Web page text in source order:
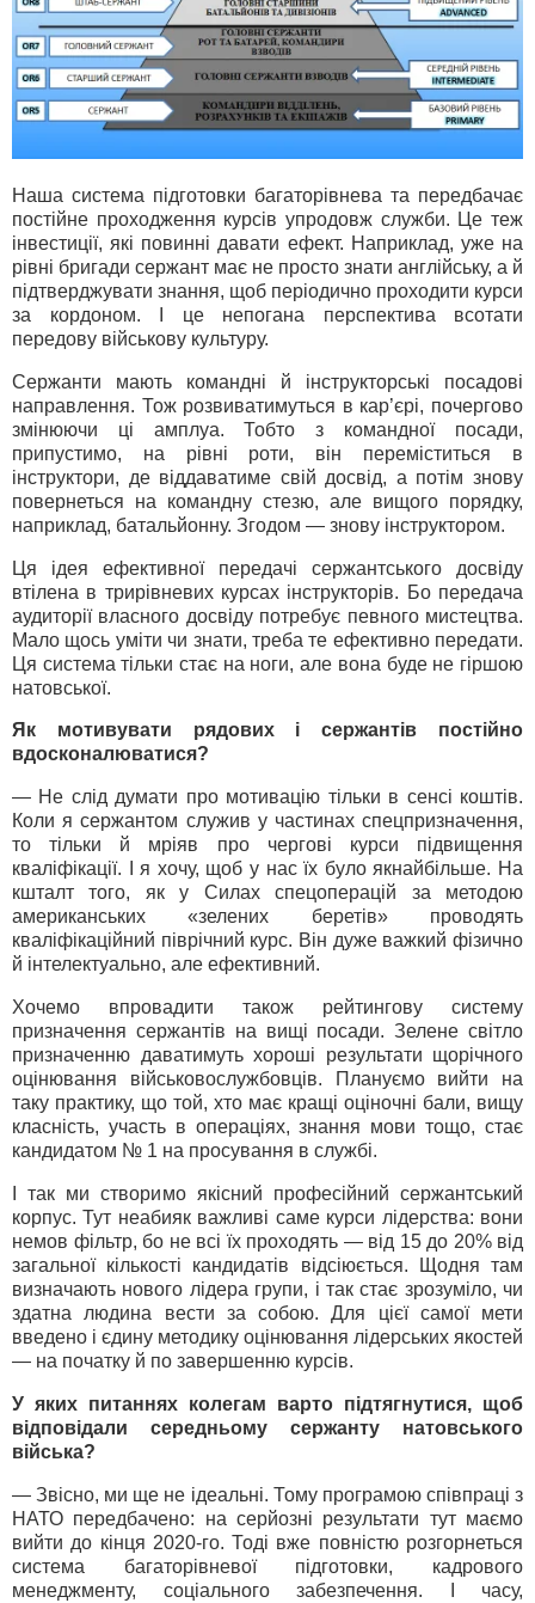
Наша система підготовки багаторівнева та передбачає
постійне проходження курсів упродовж служби. Це теж
інвестиції, які повинні давати ефект. Наприклад, уже на
рівні бригади сержант має не просто знати англійську, а й
підтверджувати знання, щоб періодично проходити курси
за кордоном. І це непогана перспектива всотати
передову військову культуру.
Сержанти мають командні й інструкторські посадові
направлення. Тож розвиватимуться в кар’єрі, почергово
змінюючи ці амплуа. Тобто з командної посади,
припустимо, на рівні роти, він переміститься в
інструктори, де віддаватиме свій досвід, а потім знову
повернеться на командну стезю, але вищого порядку,
наприклад, батальйонну. Згодом — знову інструктором.
Ця ідея ефективної передачі сержантського досвіду
втілена в трирівневих курсах інструкторів. Бо передача
аудиторії власного досвіду потребує певного мистецтва.
Мало щось уміти чи знати, треба те ефективно передати.
Ця система тільки стає на ноги, але вона буде не гіршою
натовської.
Як мотивувати рядових і сержантів постійно
вдосконалюватися?
— Не слід думати про мотивацію тільки в сенсі коштів.
Коли я сержантом служив у частинах спецпризначення,
то тільки й мріяв про чергові курси підвищення
кваліфікації. І я хочу, щоб у нас їх було якнайбільше. На
кшталт того, як у Силах спецоперацій за методою
американських «зелених беретів» проводять
кваліфікаційний піврічний курс. Він дуже важкий фізично
й інтелектуально, але ефективний.
Хочемо впровадити також рейтингову систему
призначення сержантів на вищі посади. Зелене світло
призначенню даватимуть хороші результати щорічного
оцінювання військовослужбовців. Плануємо вийти на
таку практику, що той, хто має кращі оціночні бали, вищу
класність, участь в операціях, знання мови тощо, стає
кандидатом № 1 на просування в службі.
І так ми створимо якісний професійний сержантський
корпус. Тут неабияк важливі саме курси лідерства: вони
немов фільтр, бо не всі їх проходять — від 15 до 20% від
загальної кількості кандидатів відсіюється. Щодня там
визначають нового лідера групи, і так стає зрозуміло, чи
здатна людина вести за собою. Для цієї самої мети
введено і єдину методику оцінювання лідерських якостей
— на початку й по завершенню курсів.
У яких питаннях колегам варто підтягнутися, щоб
відповідали середньому сержанту натовського
війська?
— Звісно, ми ще не ідеальні. Тому програмою співпраці з
НАТО передбачено: на серйозні результати тут маємо
вийти до кінця 2020-го. Тоді вже повністю розгорнеться
система багаторівневої підготовки, кадрового
менеджменту, соціального забезпечення. І часу,